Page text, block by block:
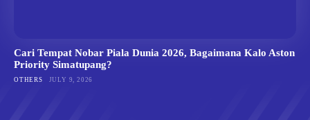
Cari Tempat Nobar Piala Dunia 2026, Bagaimana Kalo Aston
Priority Simatupang?
OTHERS JULY 9, 2026